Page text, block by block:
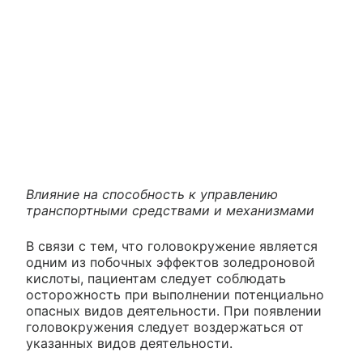
Влияние на способность к управлению
транспортными средствами и механизмами
В связи с тем, что головокружение является
одним из побочных эффектов золедроновой
кислоты, пациентам следует соблюдать
осторожность при выполнении потенциально
опасных видов деятельности. При появлении
головокружения следует воздержаться от
указанных видов деятельности.